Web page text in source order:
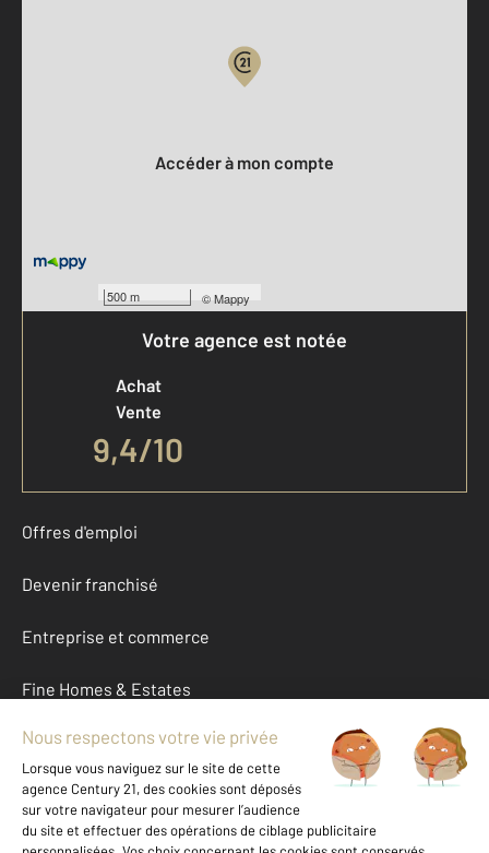
500 m ©Mappy
Accéder à mon compte
Votre agence est notée
Achat
Vente
9,4/10
Offres d'emploi
Devenir franchisé
Entreprise et commerce
Fine Homes & Estates
À propos
International
Nous contacter